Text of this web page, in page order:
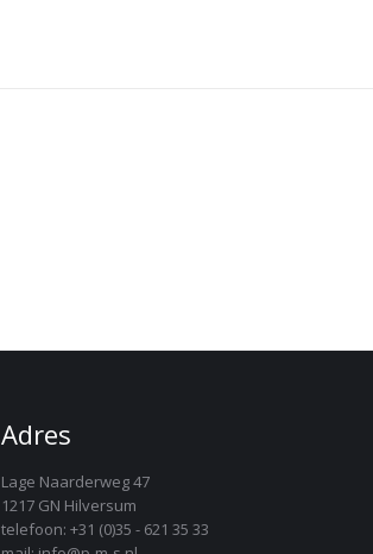
Adres
Lage Naarderweg 47
1217 GN Hilversum
telefoon: +31 (0)35 - 621 35 33